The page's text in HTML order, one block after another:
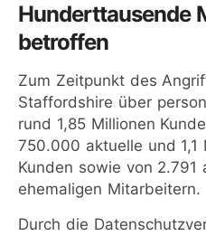
Hunderttausende
betroffen
Zum Zeitpunkt des
Staffordshire über
rund 1,85 Millionen
750.000 aktuelle und 1,1
Kunden sowie von
ehemaligen Mitarbeitern.
Durch die